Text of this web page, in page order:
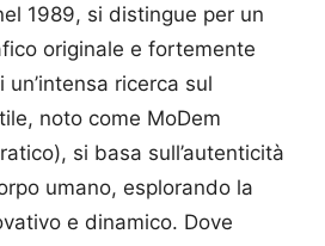
1989, si distingue per un
originale e fortemente
ricerca sul
noto come MoDem
si basa sull’autenticità
umano, esplorando la
e dinamico. Dove